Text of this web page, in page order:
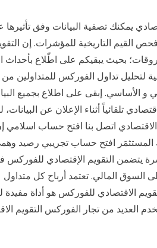
يمكنك تصفية البيانات وفق
القيم التاريخية للمؤشرات. إن
بحيث يبقيكم على اطّلاع
لتحليل تداول الفوركس
و الأساسي. إبقى على اطلاع بجميع
تلقائياً أثناء الإعلان عن
الاقتصادي اتصل بنا افتح حساب
يتضمن التقويم الإقتصادي للفوركس
السوق المالي. تعتمد أرباح كل
الاقتصادي للفوركس هو أداة مفيدة
العديد من تجار الفوركس التقويم